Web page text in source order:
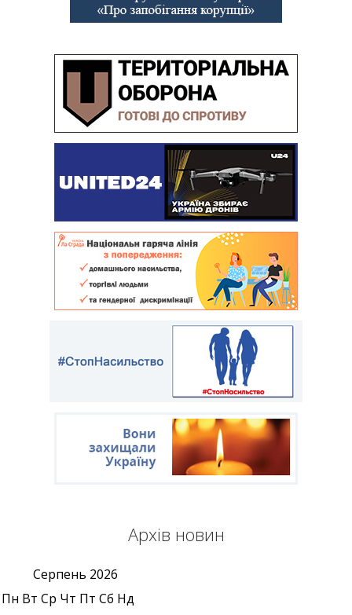
Архів новин
Серпень 2026
Пн Вт Ср Чт Пт Сб Нд